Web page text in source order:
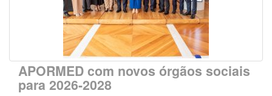
APORMED com novos órgãos sociais
para 2026-2028